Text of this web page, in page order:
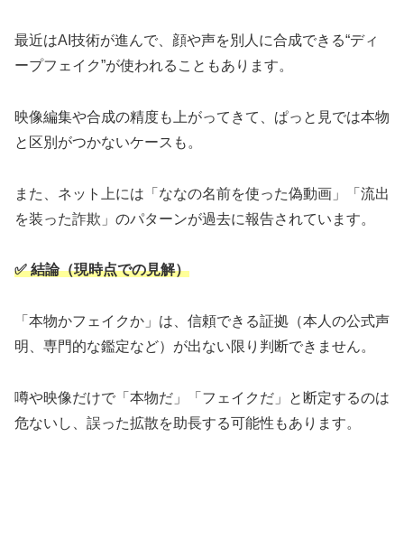
最近はAI技術が進んで、顔や声を別人に合成できる“ディ
ープフェイク”が使われることもあります。
映像編集や合成の精度も上がってきて、ぱっと見では本物
と区別がつかないケースも。
また、ネット上には「ななの名前を使った偽動画」「流出
を装った詐欺」のパターンが過去に報告されています。
✅ 結論（現時点での見解）
「本物かフェイクか」は、信頼できる証拠（本人の公式声
明、専門的な鑑定など）が出ない限り判断できません。
噂や映像だけで「本物だ」「フェイクだ」と断定するのは
危ないし、誤った拡散を助長する可能性もあります。